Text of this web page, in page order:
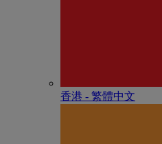
香港 - 繁體中文